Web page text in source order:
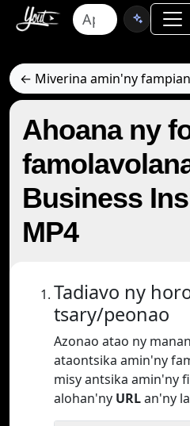
← Miverina amin'ny
Ahoana ny
Business
MP4
Tadiavo ny
tsary/peonao
Azonao atao ny
ataontsika amin'ny
misy antsika amin'ny
alohan'ny URLan'ny